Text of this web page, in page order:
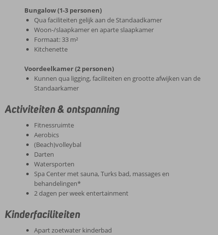
Bungalow (1-3 personen)
Qua faciliteiten gelijk aan de Standaadkamer
Woon-/slaapkamer en aparte slaapkamer
Formaat: 33 m²
Kitchenette
Voordeelkamer (2 personen)
Kunnen qua ligging, faciliteiten en grootte afwijken van de
Standaarkamer
Activiteiten & ontspanning
Fitnessruimte
Aerobics
(Beach)volleybal
Darten
Watersporten
Spa Center met sauna, Turks bad, massages en
behandelingen*
2 dagen per week entertainment
Kinderfaciliteiten
Apart zoetwater kinderbad